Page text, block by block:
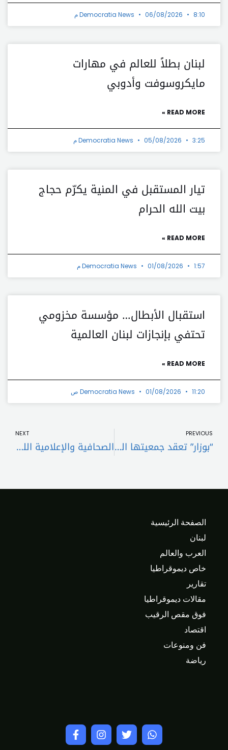
Democratia News 06/08/2026 8:10 م
لبنان بطلاً للعالم في مهارات
مايكروسوفت وأدوبي
READ MORE »
Democratia News 05/08/2026 3:25 م
تيار المستقبل في المنية يكرّم حجاج
بيت الله الحرام
READ MORE »
Democratia News 01/08/2026 1:57 م
استقبال الأبطال… مؤسسة مخزومي
تحتفي بإنجازات لبنان العالمية
READ MORE »
Democratia News 01/08/2026 11:20 ص
PREVIOUS
“بوزار” تعقد جمعيتها العمومية وتناقش قضايا اكاديمية وبيئية ومدنية
NEXT
الصحافية والإعلامية اللبنانية جوزيانا لحاج موسى تُكرَّم في منصة UAE تقديراً لمسيرتها الصحافة وتأثيرها الإعلامي
الصفحة الرئيسية
لبنان
العرب والعالم
خاص ديموقراطيا
تقارير
مقالات ديموقراطيا
فوق مقص الرقيب
اقتصاد
فن ومنوعات
رياضة